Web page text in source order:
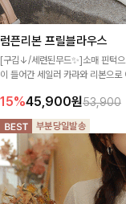
럼픈리본 프릴블라우스
[구김↓/세련된무드✨]소매 핀턱
이 들어간 세일러 카라와 리본으
15%45,900원53,900